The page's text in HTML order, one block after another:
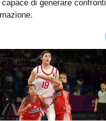
di generare confronti